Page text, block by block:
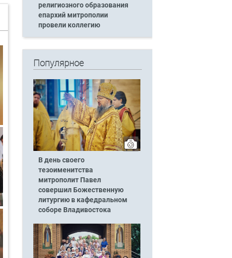
религиозного образования
епархий митрополии
провели коллегию
Популярное
В день своего
тезоименитства
митрополит Павел
совершил Божественную
литургию в кафедральном
соборе Владивостока